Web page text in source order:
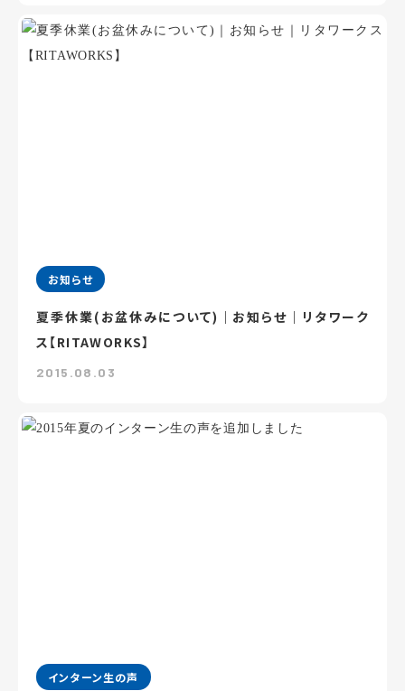
お知らせ
夏季休業(お盆休みについて)｜お知らせ｜リタワーク
ス【RITAWORKS】
2015.08.03
インターン生の声